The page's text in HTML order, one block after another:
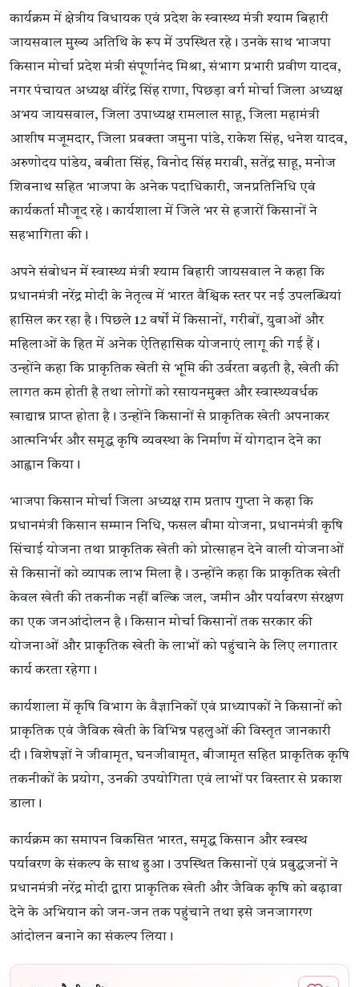
कार्यक्रम में क्षेत्रीय विधायक एवं प्रदेश के स्वास्थ्य मंत्री श्याम बिहारी
जायसवाल मुख्य अतिथि के रूप में उपस्थित रहे। उनके साथ भाजपा
किसान मोर्चा प्रदेश मंत्री संपूर्णानंद मिश्रा, संभाग प्रभारी प्रवीण यादव,
नगर पंचायत अध्यक्ष वीरेंद्र सिंह राणा, पिछड़ा वर्ग मोर्चा जिला अध्यक्ष
अभय जायसवाल, जिला उपाध्यक्ष रामलाल साहू, जिला महामंत्री
आशीष मजूमदार, जिला प्रवक्ता जमुना पांडे, राकेश सिंह, धनेश यादव,
अरुणोदय पांडेय, बबीता सिंह, विनोद सिंह मरावी, सतेंद्र साहू, मनोज
शिवनाथ सहित भाजपा के अनेक पदाधिकारी, जनप्रतिनिधि एवं
कार्यकर्ता मौजूद रहे। कार्यशाला में जिले भर से हजारों किसानों ने
सहभागिता की।
अपने संबोधन में स्वास्थ्य मंत्री श्याम बिहारी जायसवाल ने कहा कि
प्रधानमंत्री नरेंद्र मोदी के नेतृत्व में भारत वैश्विक स्तर पर नई उपलब्धियां
हासिल कर रहा है। पिछले 12 वर्षों में किसानों, गरीबों, युवाओं और
महिलाओं के हित में अनेक ऐतिहासिक योजनाएं लागू की गई हैं।
उन्होंने कहा कि प्राकृतिक खेती से भूमि की उर्वरता बढ़ती है, खेती की
लागत कम होती है तथा लोगों को रसायनमुक्त और स्वास्थ्यवर्धक
खाद्यान्न प्राप्त होता है। उन्होंने किसानों से प्राकृतिक खेती अपनाकर
आत्मनिर्भर और समृद्ध कृषि व्यवस्था के निर्माण में योगदान देने का
आह्वान किया।
भाजपा किसान मोर्चा जिला अध्यक्ष राम प्रताप गुप्ता ने कहा कि
प्रधानमंत्री किसान सम्मान निधि, फसल बीमा योजना, प्रधानमंत्री कृषि
सिंचाई योजना तथा प्राकृतिक खेती को प्रोत्साहन देने वाली योजनाओं
से किसानों को व्यापक लाभ मिला है। उन्होंने कहा कि प्राकृतिक खेती
केवल खेती की तकनीक नहीं बल्कि जल, जमीन और पर्यावरण संरक्षण
का एक जनआंदोलन है। किसान मोर्चा किसानों तक सरकार की
योजनाओं और प्राकृतिक खेती के लाभों को पहुंचाने के लिए लगातार
कार्य करता रहेगा।
कार्यशाला में कृषि विभाग के वैज्ञानिकों एवं प्राध्यापकों ने किसानों को
प्राकृतिक एवं जैविक खेती के विभिन्न पहलुओं की विस्तृत जानकारी
दी। विशेषज्ञों ने जीवामृत, घनजीवामृत, बीजामृत सहित प्राकृतिक कृषि
तकनीकों के प्रयोग, उनकी उपयोगिता एवं लाभों पर विस्तार से प्रकाश
डाला।
कार्यक्रम का समापन विकसित भारत, समृद्ध किसान और स्वस्थ
पर्यावरण के संकल्प के साथ हुआ। उपस्थित किसानों एवं प्रबुद्धजनों ने
प्रधानमंत्री नरेंद्र मोदी द्वारा प्राकृतिक खेती और जैविक कृषि को बढ़ावा
देने के अभियान को जन-जन तक पहुंचाने तथा इसे जनजागरण
आंदोलन बनाने का संकल्प लिया।